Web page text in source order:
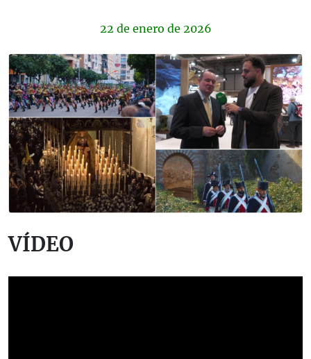
22 de enero de 2026
VÍDEO